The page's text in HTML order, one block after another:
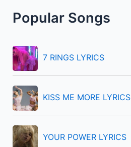
c
f
o
r
:
Popular Songs
7 RINGS LYRICS
KISS ME MORE LYRICS
YOUR POWER LYRICS